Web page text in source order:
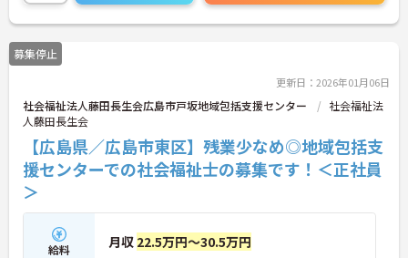
募集停止
更新日：2026年01月06日
社会福祉法人藤田長生会広島市戸坂地域包括支援センター
社会福祉法
人藤田長生会
【広島県／広島市東区】残業少なめ◎地域包括支
援センターでの社会福祉士の募集です！＜正社員
＞
給料 月収 22.5万円～30.5万円